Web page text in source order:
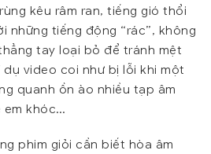
kêu râm ran, tiếng gió thổi
những tiếng động “rác”, không
tay loại bỏ để tránh mệt
dụ video coi như bị lỗi khi một
quanh ồn ào nhiều tạp âm
em khóc…
phim giỏi cần biết hòa âm